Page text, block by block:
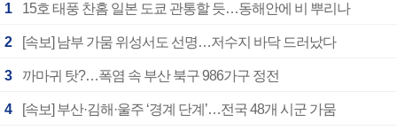
1 15호 태풍 찬홈 일본 도쿄 관통할 듯…동해안에 비 뿌리나
2 [속보] 남부 가뭄 위성서도 선명…저수지 바닥 드러났다
3 까마귀 탓?…폭염 속 부산 북구 986가구 정전
4 [속보] 부산·김해·울주 ‘경계 단계’…전국 48개 시군 가뭄